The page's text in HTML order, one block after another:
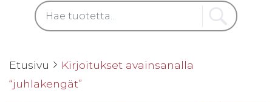
Etusivu
Kirjoitukset avainsanalla
“juhlakengät”